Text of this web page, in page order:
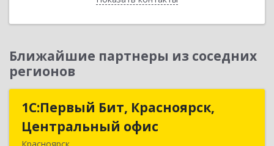
Ближайшие партнеры из соседних
регионов
1С:Первый Бит, Красноярск,
Центральный офис
1С:Первый Бит, Красноярск,
Центральный офис